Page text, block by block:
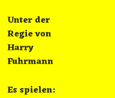
Unter der
Regie von
Harry
Fuhrmann
Es spielen: